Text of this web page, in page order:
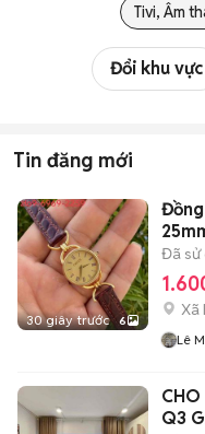
Tivi, Âm
Đổi khu vực
Tin đăng mới
30 giây trước 6
Đã sử
Xã
Lê
CHO
Q3